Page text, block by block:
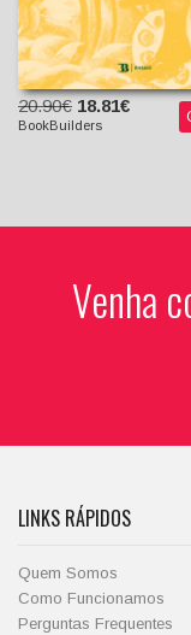
20.90€ 18.81€
BookBuilders
Venha
LINKS RÁPIDOS
Quem Somos
Como Funcionamos
Perguntas Frequentes